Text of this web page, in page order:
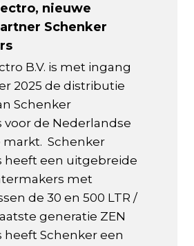
nieuwe
Schenker
B.V. is met ingang
2025 de distributie
Schenker
de Nederlandse
markt. Schenker
heeft een uitgebreide
met
de 30 en 500 LTR /
generatie ZEN
Schenker een